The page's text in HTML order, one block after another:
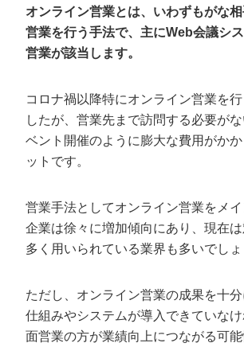
オンライン営業に欠かせない
ビジネス用のチャットツール
オンライン営業の成否を分け
ント
コンテンツ
オンライン営業ならカリトル
オンライン営業とは、いわずもがな
営業を行う手法で、主にWeb会議シ
営業が該当します。
コロナ禍以降特にオンライン営業を
したが、営業先まで訪問する必要が
ベント開催のように膨大な費用がか
ットです。
営業手法としてオンライン営業をメ
企業は徐々に増加傾向にあり、現在
多く用いられている業界も多いでしょ
ただし、オンライン営業の成果を十
仕組みやシステムが導入できていな
面営業の方が業績向上につながる可能